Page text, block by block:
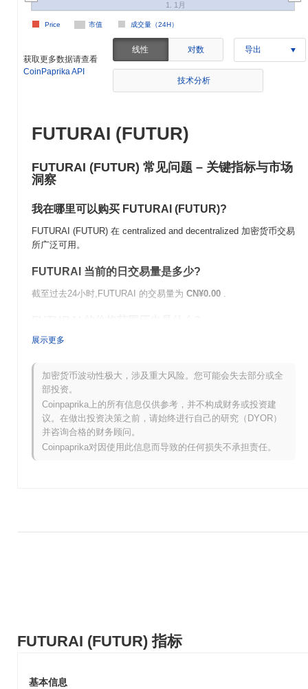
FUTURAI (FUTUR) 指标
基本信息
市值 成交量（24H）
Price
1. 1月
获取更多数据请查看
CoinPaprika API
线性 对数 导出
技术分析
FUTURAI (FUTUR)
FUTURAI (FUTUR) 常见问题 – 关键指标与市场
洞察
我在哪里可以购买 FUTURAI (FUTUR)?
FUTURAI (FUTUR) 在 centralized and decentralized 加密货币交易
所广泛可用。
FUTURAI 当前的日交易量是多少?
截至过去24小时,FUTURAI 的交易量为 CN¥0.00 .
历史最高价(ATH):
FUTURAI 目前的交易价格低于其ATH
与更广泛的加密市场相比,FUTURAI 的表现如何?
在过去7天里,FUTURAI 上涨了
涨了0.50%。这表明相对于更广泛的市场势头,FUTUR 的价格走势
暂时滞后。
展示更多
加密货币波动性极大，涉及重大风险。您可能会失去部分或全
部投资。
Coinpaprika上的所有信息仅供参考，并不构成财务或投资建
议。在做出投资决策之前，请始终进行自己的研究（DYOR）
并咨询合格的财务顾问。
Coinpaprika对因使用此信息而导致的任何损失不承担责任。